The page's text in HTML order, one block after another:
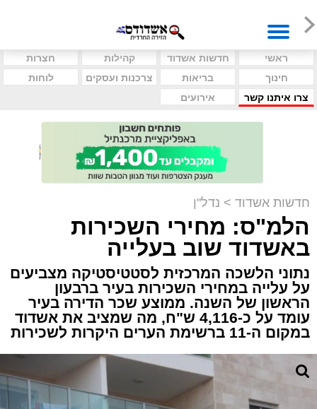
ראשי חדשות אשדוד קהילות
חצרות
חינוך
בריאות צרכנות ועסקים
לוחות
צרו איתנו קשר
אירועים
חדשות אשדוד > נדל"ן
הלמ"ס: מחירי השכירות
באשדוד שוב בעלייה
נתוני הלשכה המרכזית לסטטיסטיקה מצביעים
על עלייה במחירי השכירות בעיר ברבעון
הראשון של השנה. ממוצע שכר הדירה בעיר
עומד על כ-4,116 ש"ח, מה שמציב את אשדוד
במקום ה-11 ברשימת הערים היקרות לשכירות